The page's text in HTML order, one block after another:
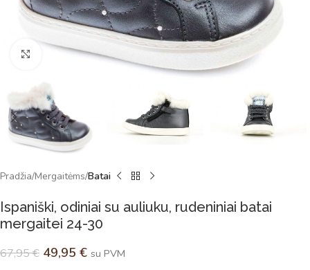
Spustelėkite norėdami padidinti
Pradžia Mergaitėms Batai
Ispaniški, odiniai su auliuku, rudeniniai batai
mergaitei 24-30
67,95€ 49,95 € su PVM